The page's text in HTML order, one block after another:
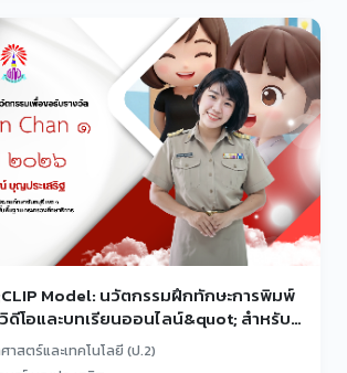
Model: นวัตกรรมฝึกทักษะการพิมพ์
ดีโอและบทเรียนออนไลน์&quot; สำหรับ
ะดับชั้นประถมศึกษาปีที่ ๒
าสตร์และเทคโนโลยี (ป.2)